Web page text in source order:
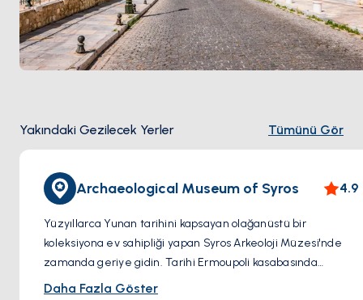
Yakındaki Gezilecek Yerler Tümünü Gör
Archaeological Museum of Syros 4.9
Yüzyıllarca Yunan tarihini kapsayan olağanüstü bir
koleksiyona ev sahipliği yapan Syros Arkeoloji Müzesi'nde
zamanda geriye gidin. Tarihi Ermoupoli kasabasında
bulunan müze, heykeller, çanak çömlekler ve adanın
Daha Fazla Göster